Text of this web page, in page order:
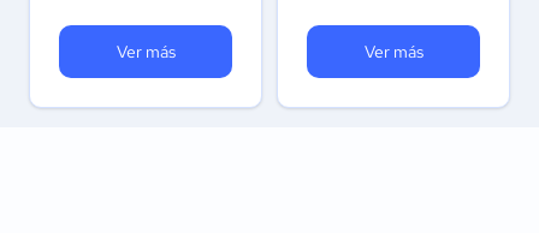
Ver más Ver más